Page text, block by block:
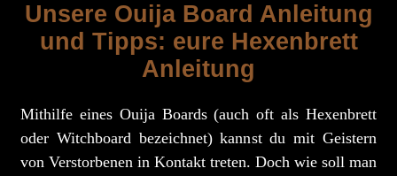
Unsere Ouija Board Anleitung
und Tipps: eure Hexenbrett
Anleitung
Mithilfe eines Ouija Boards (auch oft als Hexenbrett
oder Witchboard bezeichnet) kannst du mit Geistern
von Verstorbenen in Kontakt treten. Doch wie soll man